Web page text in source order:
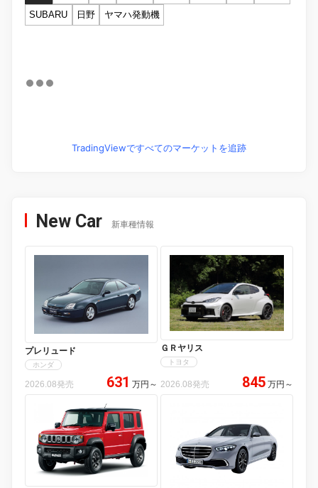
SUBARU
日野 ヤマハ発動機
TradingViewですべてのマーケットを追跡
New Car 新車種情報
プレリュード
ホンダ
2026.08発売 631 万円 ～
ＧＲヤリス
トヨタ
2026.08発売 845 万円 ～